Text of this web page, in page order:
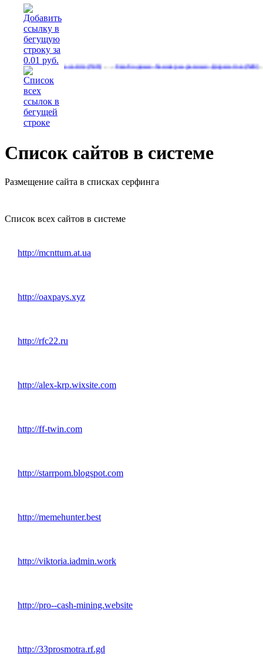
на сайте(536)…Свободные баннеры разных форматов(540)…
Список сайтов в системе
Размещение сайта в списках серфинга
Список всех сайтов в системе
http://mcnttum.at.ua
http://oaxpays.xyz
http://rfc22.ru
http://alex-krp.wixsite.com
http://ff-twin.com
http://starrpom.blogspot.com
http://memehunter.best
http://viktoria.iadmin.work
http://pro--cash-mining.website
http://33prosmotra.rf.gd